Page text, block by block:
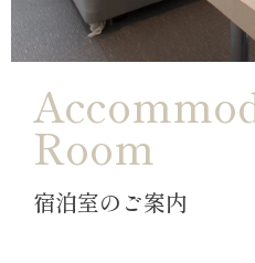
Room
宿泊室のご案内